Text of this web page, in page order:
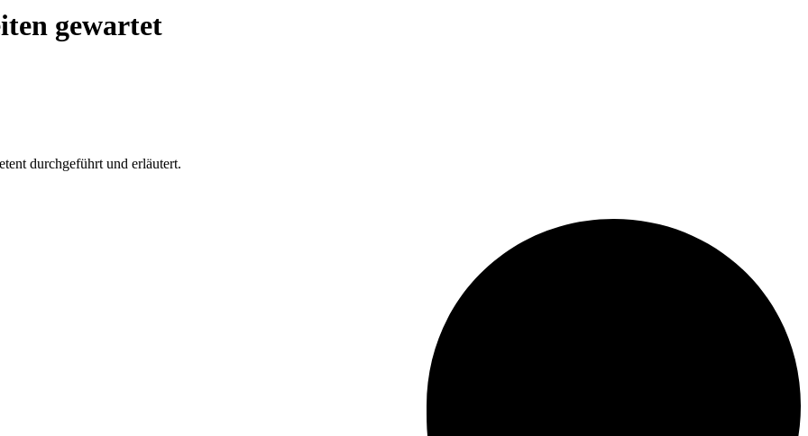
gewartet
durchgeführt und erläutert.